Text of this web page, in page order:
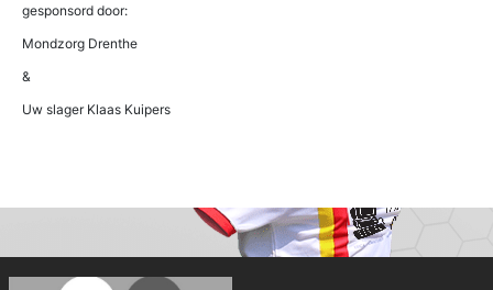
gesponsord door:
Mondzorg Drenthe
&
Uw slager Klaas Kuipers